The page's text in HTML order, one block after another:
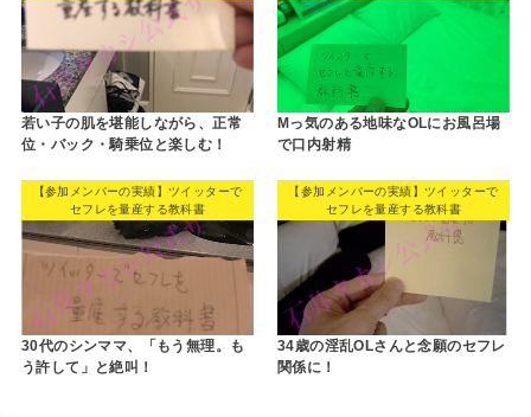
若い子の肌を堪能しながら、正常
位・バック・騎乗位と楽しむ！
Mっ気のある地味なOLにお風呂場
で口内射精
【参加メンバーの実績】ツイッターで
セフレを量産する教科書
30代のシンママ、「もう無理。も
う許して」と絶叫！
【参加メンバーの実績】ツイッターで
セフレを量産する教科書
34歳の淫乱OLさんと念願のセフレ
関係に！